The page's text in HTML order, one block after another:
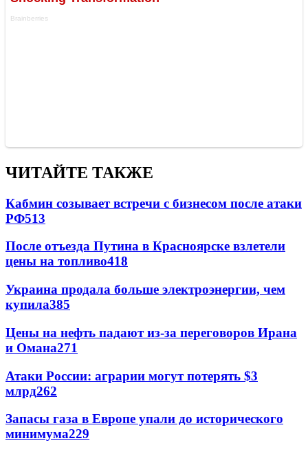
ЧИТАЙТЕ ТАКЖЕ
Кабмин созывает встречи с бизнесом после атаки
РФ513
После отъезда Путина в Красноярске взлетели
цены на топливо418
Украина продала больше электроэнергии, чем
купила385
Цены на нефть падают из-за переговоров Ирана
и Омана271
Атаки России: аграрии могут потерять $3
млрд262
Запасы газа в Европе упали до исторического
минимума229